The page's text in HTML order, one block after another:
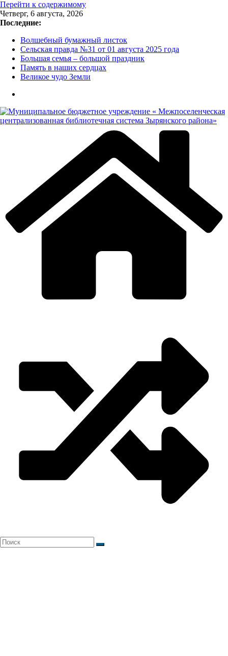
Перейти к содержимому
Четверг, 6 августа, 2026
Последние:
Волшебный бумажный листок
Сельская правда №31 от 01 августа 2025 года
Большая семья – большой праздник
Память в наших сердцах
Великое чудо Земли